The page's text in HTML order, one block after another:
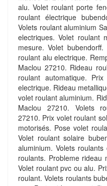
alu. Volet roulant porte
roulant électrique
Volets roulant aluminium
electriques. Volet roulant
mesure. Volet
roulant alu electrique.
Maclou 27210. Rideau
roulant automatique.
electrique. Rideau
volet roulant aluminium.
Maclou 27210. Volets
27210. Prix volet roulant
motorisés. Pose volet
Volet roulant solaire
aluminium. Volets
roulants. Probleme rideau
Volet roulant pvc ou alu.
roulant. Volets roulants